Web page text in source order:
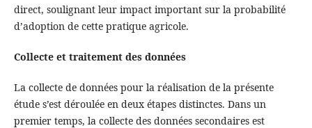
direct, soulignant leur impact important sur la probabilité
d’adoption de cette pratique agricole.
Collecte et traitement des données
La collecte de données pour la réalisation de la présente
étude s’est déroulée en deux étapes distinctes. Dans un
premier temps, la collecte des données secondaires est